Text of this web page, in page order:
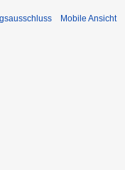
Mobile Ansicht